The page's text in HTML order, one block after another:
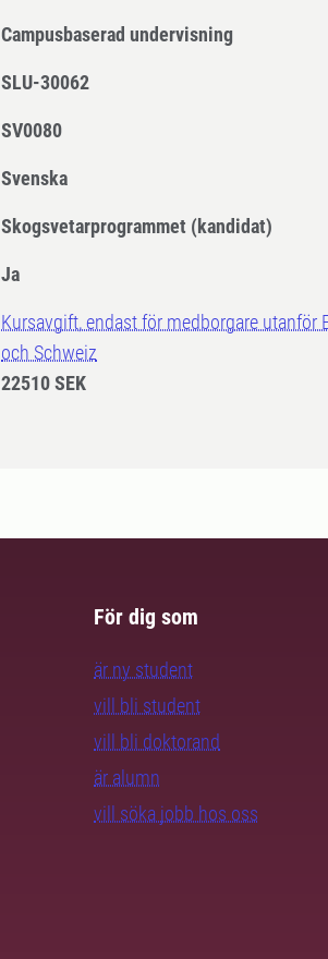
Campusbaserad undervisning
SLU-30062
SV0080
Svenska
Skogsvetarprogrammet (kandidat)
Ja
Kursavgift, endast för medborgare utanför
och Schweiz
22510 SEK
För dig som
är ny student
vill bli student
vill bli doktorand
är alumn
vill söka jobb hos oss